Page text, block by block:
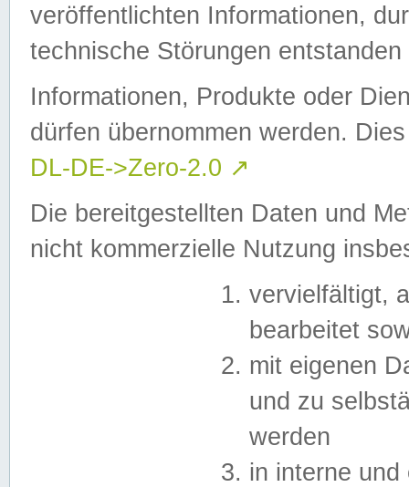
veröffentlichten Informationen,
technische Störungen
Informationen, Produkte oder
dürfen übernommen werden.
DL-DE->Zero-2.0 ↗
Die bereitgestellten Daten und
nicht kommerzielle Nutzung
vervielfältigt,
bearbeitet
mit eigenen
und zu
werden
in interne